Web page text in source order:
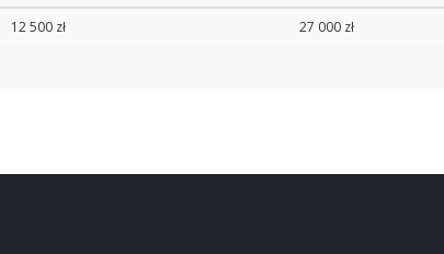
12 500 zł 27 000 zł